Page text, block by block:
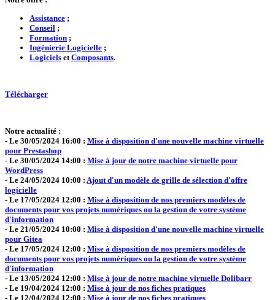
Assistance ;
Conseil ;
Formation ;
Ingénierie Logicielle ;
Logiciels et Composants.
Télécharger
Notre actualité :
- Le 30/05/2024 16:00 : Mise à disposition d'une nouvelle machine virtuelle
pour Prestashop
- Le 30/05/2024 14:00 : Mise à jour de notre machine virtuelle pour
WordPress
- Le 24/05/2024 10:00 : Ajout d'un modèle de grille de sélection d'offre
logicielle
- Le 17/05/2024 12:00 : Mise à disposition de nos premiers modèles de
documents pour vos projets numériques ou la gestion de votre système
d'information
- Le 21/05/2024 10:00 : Mise à disposition d'une nouvelle machine virtuelle
pour Gitea
- Le 17/05/2024 12:00 : Mise à disposition de nos premiers modèles de
documents pour vos projets numériques ou la gestion de votre système
d'information
- Le 13/05/2024 12:00 : Mise à jour de notre machine virtuelle Dolibarr
- Le 19/04/2024 12:00 : Mise à jour de nos fiches pratiques
- Le 12/04/2024 12:00 : Mise à jour de nos fiches pratiques